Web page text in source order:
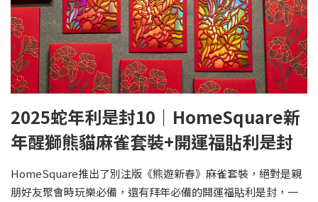
2025蛇年利是封10｜HomeSquare新
年醒獅熊貓麻雀套裝+開運福貼利是封
HomeSquare推出了別注版《熊遊新春》麻雀套裝，絕對是親
朋好友聚會時玩樂必備，還有拜年必備的開運福貼利是封，一